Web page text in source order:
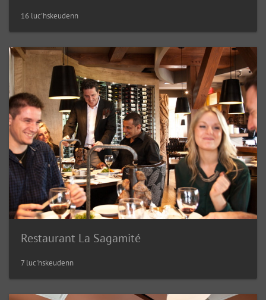
16 luc'hskeudenn
Restaurant La Sagamité
7 luc'hskeudenn